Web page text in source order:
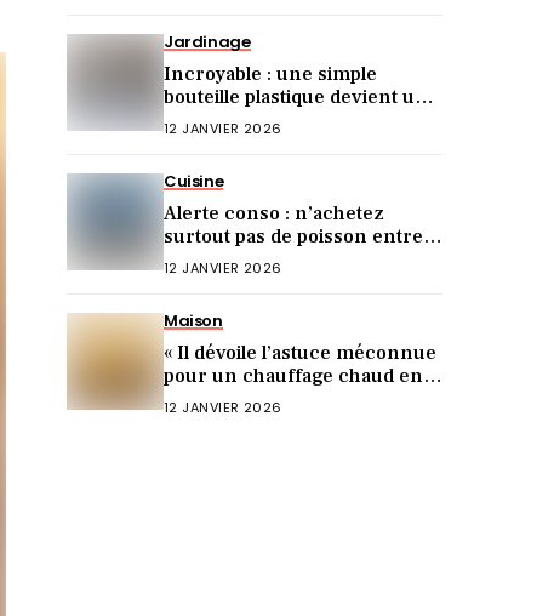
Jardinage
Incroyable : une simple
bouteille plastique devient une
mangeoire idéale !
12 JANVIER 2026
Cuisine
Alerte conso : n’achetez
surtout pas de poisson entre
Noël et le Nouvel An (voici
12 JANVIER 2026
Maison
« Il dévoile l’astuce méconnue
pour un chauffage chaud en 5
min ! »
12 JANVIER 2026